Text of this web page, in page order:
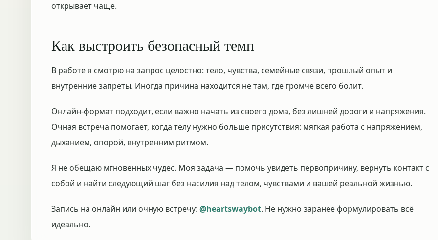
открывает чаще.
Как выстроить безопасный темп
В работе я смотрю на запрос целостно: тело, чувства, семейные связи, прошлый опыт и
внутренние запреты. Иногда причина находится не там, где громче всего болит.
Онлайн-формат подходит, если важно начать из своего дома, без лишней дороги и напряжения.
Очная встреча помогает, когда телу нужно больше присутствия: мягкая работа с напряжением,
дыханием, опорой, внутренним ритмом.
Я не обещаю мгновенных чудес. Моя задача — помочь увидеть первопричину, вернуть контакт с
собой и найти следующий шаг без насилия над телом, чувствами и вашей реальной жизнью.
Запись на онлайн или очную встречу: @heartswaybot. Не нужно заранее формулировать всё
идеально.